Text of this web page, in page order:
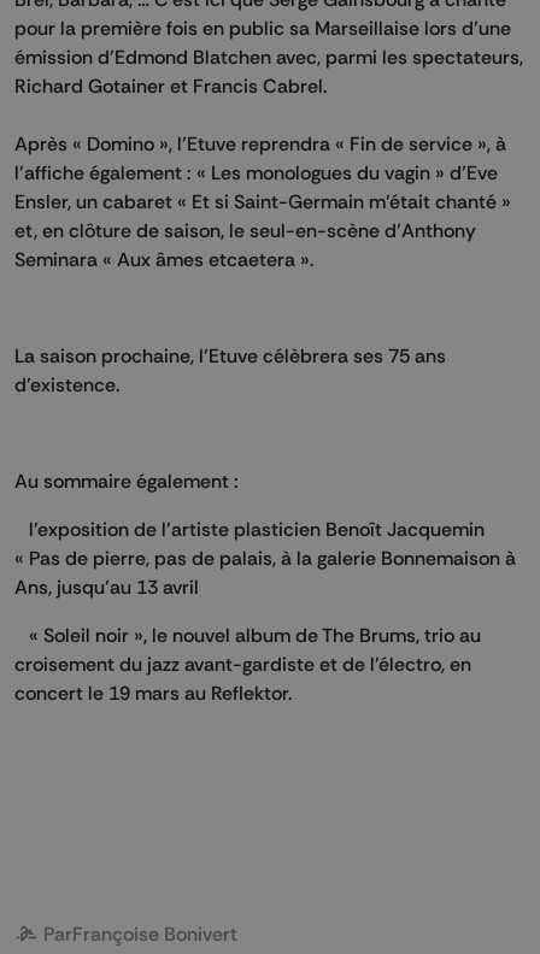
pour la première fois en public sa Marseillaise lors d’une
émission d’Edmond Blatchen avec, parmi les spectateurs,
Richard Gotainer et Francis Cabrel.
Après « Domino », l’Etuve reprendra « Fin de service », à
l’affiche également : « Les monologues du vagin » d’Eve
Ensler, un cabaret « Et si Saint-Germain m’était chanté »
et, en clôture de saison, le seul-en-scène d’Anthony
Seminara « Aux âmes etcaetera ».
La saison prochaine, l’Etuve célèbrera ses 75 ans
d’existence.
Au sommaire également :
de l’artiste plasticien Benoît Jacquemin
« Pas de pierre, pas de palais, à la galerie Bonnemaison à
Ans, jusqu’au 13 avril
Soleil noir », le nouvel album de The Brums, trio au
croisement du jazz avant-gardiste et de l’électro, en
concert le 19 mars au Reflektor.
ParFrançoise Bonivert